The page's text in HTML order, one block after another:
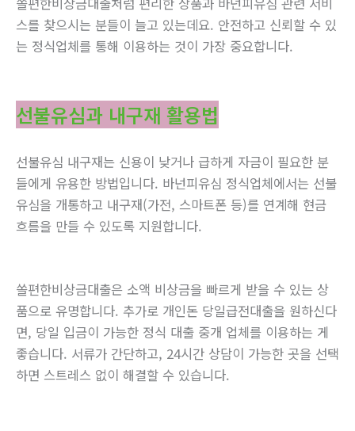
스를 찾으시는 분들이 늘고 있는데요. 안전하고 신뢰할 수 있
는 정식업체를 통해 이용하는 것이 가장 중요합니다.
선불유심과 내구재 활용법
선불유심 내구재는 신용이 낮거나 급하게 자금이 필요한 분
들에게 유용한 방법입니다. 바넌피유심 정식업체에서는 선불
유심을 개통하고 내구재(가전, 스마트폰 등)를 연계해 현금
흐름을 만들 수 있도록 지원합니다.
쏠편한비상금대출은 소액 비상금을 빠르게 받을 수 있는 상
품으로 유명합니다. 추가로 개인돈 당일급전대출을 원하신다
면, 당일 입금이 가능한 정식 대출 중개 업체를 이용하는 게
좋습니다. 서류가 간단하고, 24시간 상담이 가능한 곳을 선택
하면 스트레스 없이 해결할 수 있습니다.